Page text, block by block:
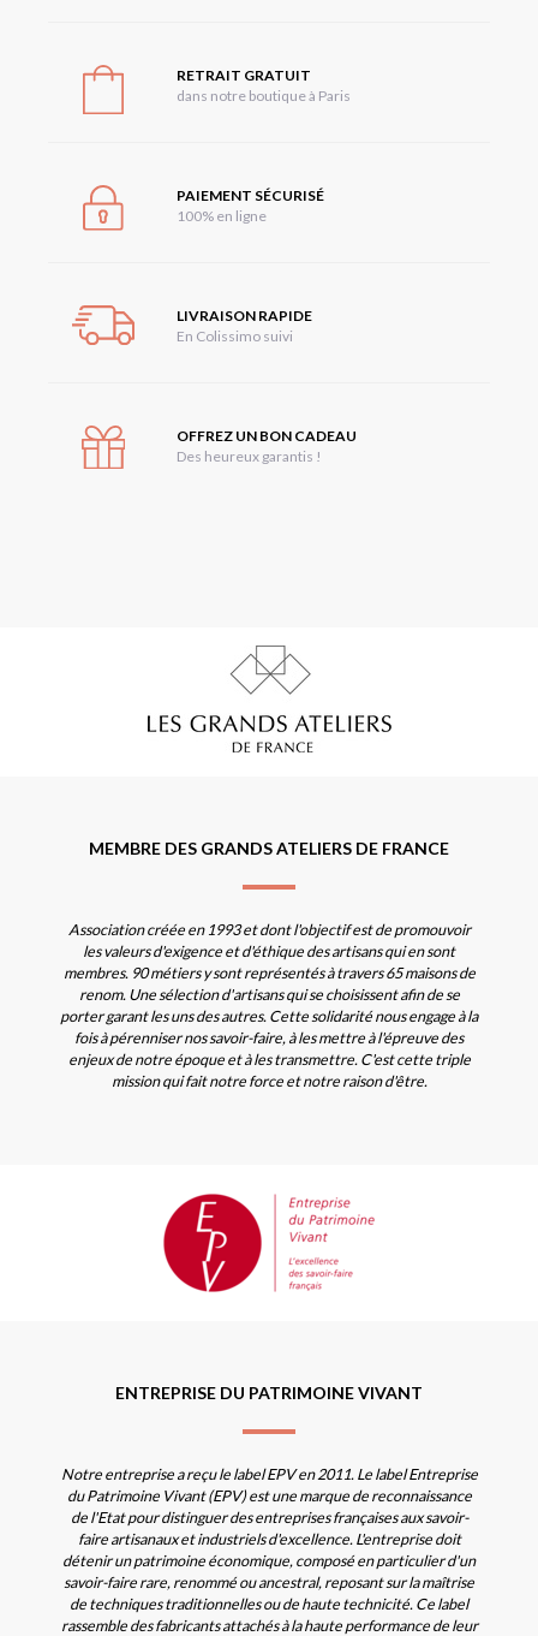
RETRAIT GRATUIT
dans notre boutique à Paris
PAIEMENT SÉCURISÉ
100% en ligne
LIVRAISON RAPIDE
En Colissimo suivi
OFFREZ UN BON CADEAU
Des heureux garantis !
MEMBRE DES GRANDS ATELIERS DE FRANCE
Association créée en 1993 et dont l'objectif est de promouvoir
les valeurs d'exigence et d'éthique des artisans qui en sont
membres. 90 métiers y sont représentés à travers 65 maisons de
renom. Une sélection d'artisans qui se choisissent afin de se
porter garant les uns des autres. Cette solidarité nous engage à la
fois à pérenniser nos savoir-faire, à les mettre à l'épreuve des
enjeux de notre époque et à les transmettre. C'est cette triple
mission qui fait notre force et notre raison d'être.
ENTREPRISE DU PATRIMOINE VIVANT
Notre entreprise a reçu le label EPV en 2011. Le label Entreprise
du Patrimoine Vivant (EPV) est une marque de reconnaissance
de l'Etat pour distinguer des entreprises françaises aux savoir-
faire artisanaux et industriels d'excellence. L'entreprise doit
détenir un patrimoine économique, composé en particulier d'un
savoir-faire rare, renommé ou ancestral, reposant sur la maîtrise
de techniques traditionnelles ou de haute technicité. Ce label
rassemble des fabricants attachés à la haute performance de leur